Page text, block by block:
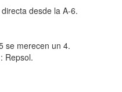
desde la A-6.
se merecen un 4.
Repsol.